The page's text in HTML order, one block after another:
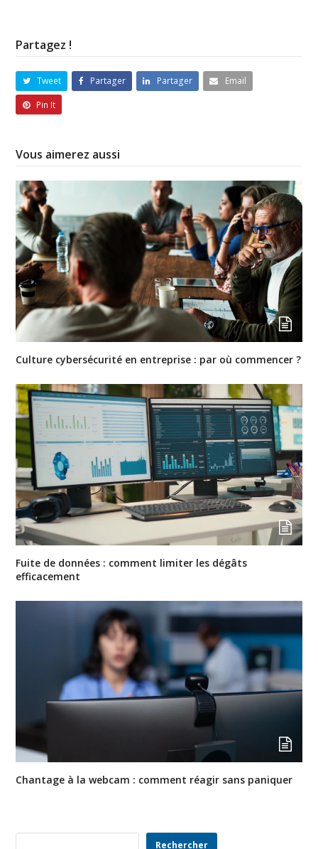
Partagez !
Tweet Partager Partager
Email
Pin It
Vous aimerez aussi
Culture cybersécurité en entreprise : par où commencer ?
Fuite de données : comment limiter les dégâts
efficacement
Chantage à la webcam : comment réagir sans paniquer
Rechercher